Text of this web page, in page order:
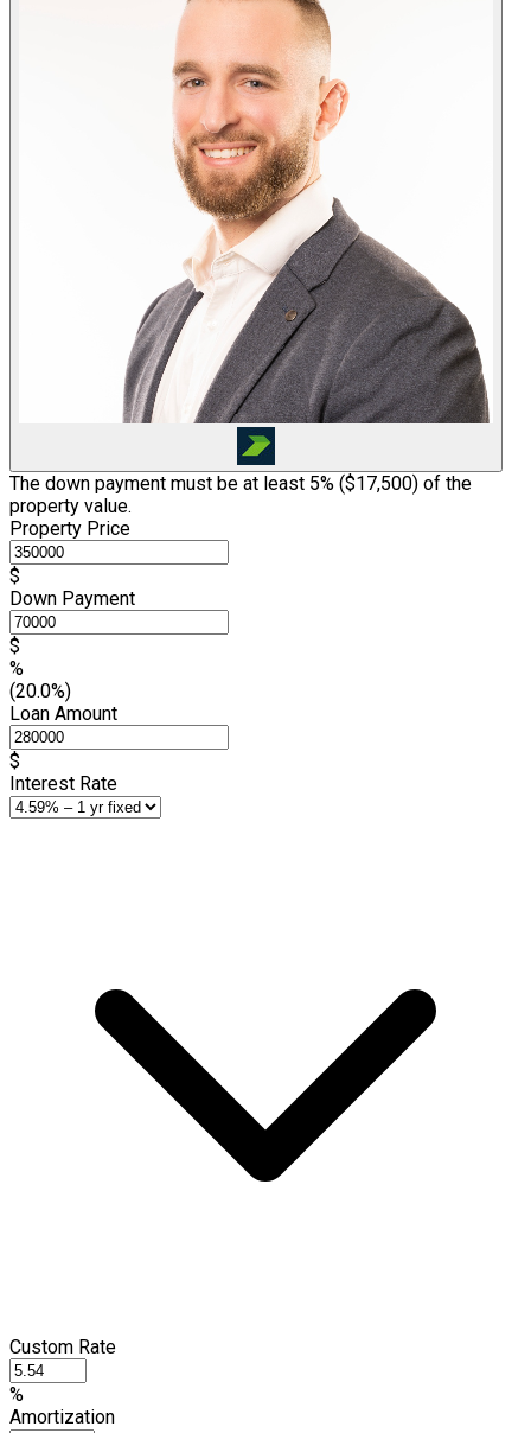
The down payment must be at least 5% ($17,500) of the
property value.
Property Price
$
Down Payment
$
%
(20.0%)
Loan Amount
$
Interest Rate
Custom Rate
%
Amortization